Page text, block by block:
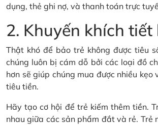
dụng, thẻ ghi nợ, và thanh toán trực
2. Khuyến khích tiết
Thật khó để bảo trẻ không được tiêu
chúng luôn bị cám dỗ bởi các loại đồ
hơn sẽ giúp chúng mua được nhiều
tiêu tiền.
Hãy tạo cơ hội để trẻ kiếm thêm tiền.
nhau giữa các sản phẩm đắt và rẻ. Trẻ